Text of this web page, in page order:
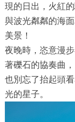
現的日出，火紅
與波光粼粼的海
美景！
夜晚時，恣意漫
著礫石的協奏曲，
也別忘了抬起頭
光的星子。